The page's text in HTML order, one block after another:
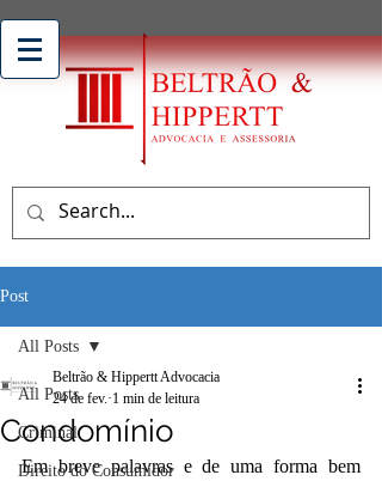
Post
All Posts
Criminal
Direito do Consumidor
All Posts
Condomínio
Beltrão & Hippertt Advocacia
24 de fev. 1 min de leitura
Em breve palavras e de uma forma bem